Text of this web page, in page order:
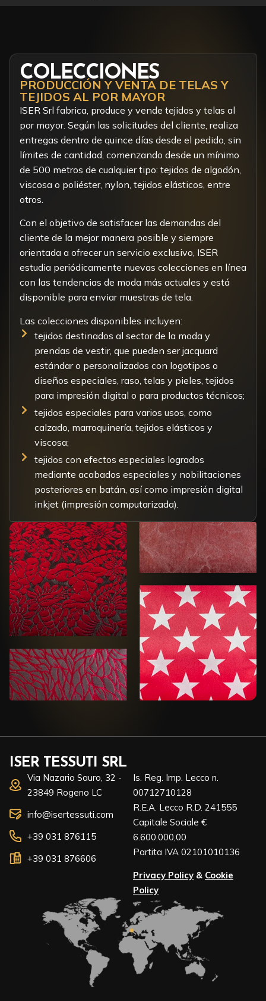
COLECCIONES
PRODUCCIÓN Y VENTA DE TELAS Y
TEJIDOS AL POR MAYOR
ISER Srl fabrica, produce y vende tejidos y telas al
por mayor. Según las solicitudes del cliente, realiza
entregas dentro de quince días desde el pedido, sin
límites de cantidad, comenzando desde un mínimo
de 500 metros de cualquier tipo: tejidos de algodón,
viscosa o poliéster, nylon, tejidos elásticos, entre
otros.
Con el objetivo de satisfacer las demandas del
cliente de la mejor manera posible y siempre
orientada a ofrecer un servicio exclusivo, ISER
estudia periódicamente nuevas colecciones en línea
con las tendencias de moda más actuales y está
disponible para enviar muestras de tela.
Las colecciones disponibles incluyen:
tejidos destinados al sector de la moda y
prendas de vestir, que pueden ser jacquard
estándar o personalizados con logotipos o
diseños especiales, raso, telas y pieles, tejidos
para impresión digital o para productos técnicos;
tejidos especiales para varios usos, como
calzado, marroquinería, tejidos elásticos y
viscosa;
tejidos con efectos especiales logrados
mediante acabados especiales y nobilitaciones
posteriores en batán, así como impresión digital
inkjet (impresión computarizada).
ISER TESSUTI SRL
Via Nazario Sauro, 32 -
23849 Rogeno LC
info@isertessuti.com
+39 031 876115
+39 031 876606
Is. Reg. Imp. Lecco n.
00712710128
R.E.A. Lecco R.D. 241555
Capitale Sociale €
6.600.000,00
Partita IVA 02101010136
Privacy Policy & Cookie
Policy